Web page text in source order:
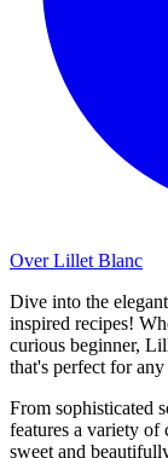
Over Lillet Blanc
Dive into the
inspired recipes!
curious beginner,
that's perfect for any
From sophisticated
features a variety of
sweet and